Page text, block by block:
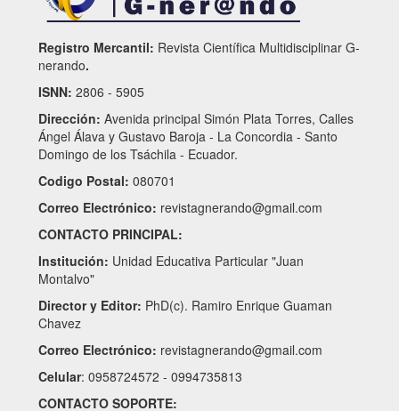
Registro Mercantil: Revista Científica Multidisciplinar G-
nerando.
ISNN: 2806 - 5905
Dirección: Avenida principal Simón Plata Torres, Calles
Ángel Álava y Gustavo Baroja - La Concordia - Santo
Domingo de los Tsáchila - Ecuador.
Codigo Postal: 080701
Correo Electrónico: revistagnerando@gmail.com
CONTACTO PRINCIPAL:
Institución: Unidad Educativa Particular "Juan
Montalvo"
Director y Editor: PhD(c). Ramiro Enrique Guaman
Chavez
Correo Electrónico: revistagnerando@gmail.com
Celular: 0958724572 - 0994735813
CONTACTO SOPORTE: